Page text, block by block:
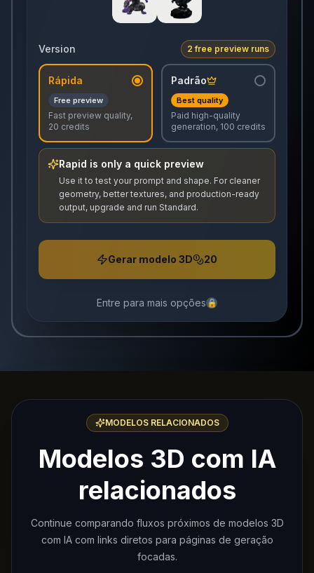
Version 2 free preview runs
Rápida
Free preview
Fast preview quality,
20 credits
Padrão
Best quality
Paid high-quality
generation, 100 credits
Rapid is only a quick preview
Use it to test your prompt and shape. For cleaner
geometry, better textures, and production-ready
output, upgrade and run Standard.
Gerar modelo 3D 20
Entre para mais opções🔒
MODELOS RELACIONADOS
Modelos 3D com IA
relacionados
Continue comparando fluxos próximos de modelos 3D
com IA com links diretos para páginas de geração
focadas.